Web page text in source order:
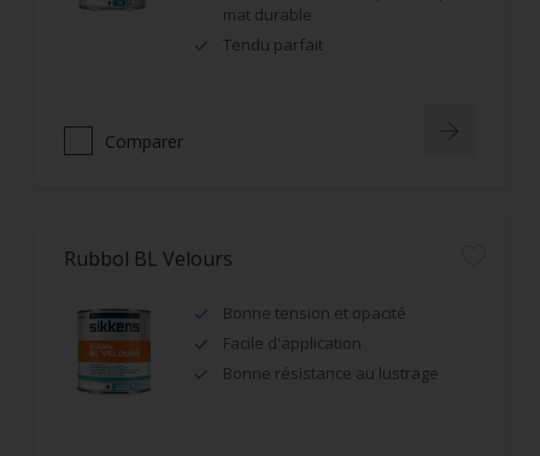
mat durable
Tendu parfait
Comparer
Rubbol BL Velours
Bonne tension et opacité
Facile d'application
Bonne résistance au lustrage